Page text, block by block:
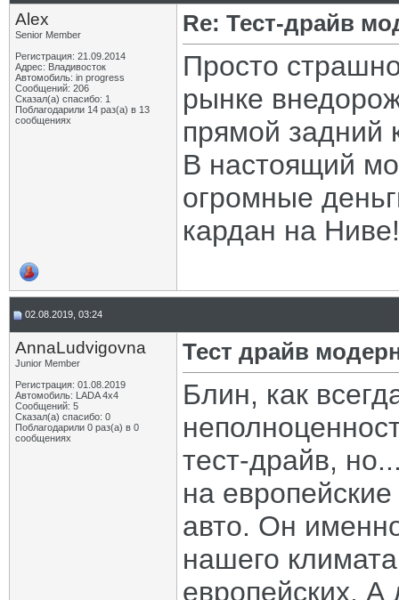
Alex
Senior Member
Регистрация: 21.09.2014
Адрес: Владивосток
Автомобиль: in progress
Сообщений: 206
Сказал(а) спасибо: 1
Поблагодарили 14 раз(а) в 13
сообщениях
Re: Тест-драйв
Просто
рынке
прямой задний
В настоящий
огромные
кардан на Ниве!
02.08.2019, 03:24
AnnaLudvigovna
Junior Member
Регистрация: 01.08.2019
Автомобиль: LADA 4x4
Сообщений: 5
Сказал(а) спасибо: 0
Поблагодарили 0 раз(а) в 0
сообщениях
Тест драйв
Блин, как
тест-драйв,
на
авто. Он
нашего
европейских. А